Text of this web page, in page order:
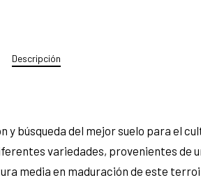
Descripción
y búsqueda del mejor suelo para el
variedades, provenientes de
media en maduración de este